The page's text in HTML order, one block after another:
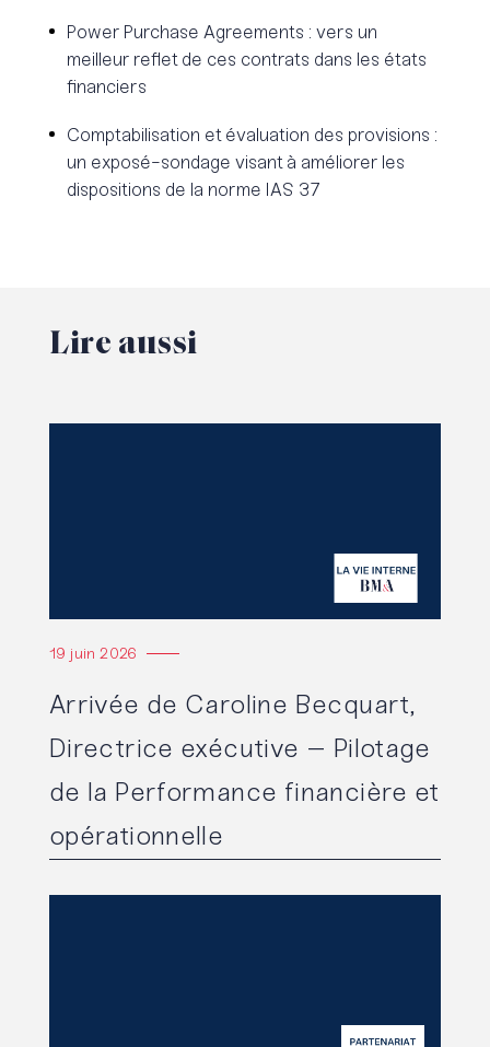
Power Purchase Agreements : vers un
meilleur reflet de ces contrats dans les états
financiers
Comptabilisation et évaluation des provisions :
un exposé-sondage visant à améliorer les
dispositions de la norme IAS 37
Lire aussi
19 juin 2026
Arrivée de Caroline Becquart,
Directrice exécutive – Pilotage
de la Performance financière et
opérationnelle